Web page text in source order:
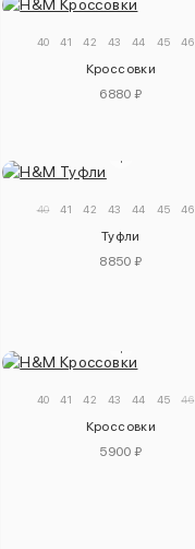
40 41 42 43 44 45 46
Кроссовки
6880 ₽
40 41 42 43 44 45 46
Туфли
8850 ₽
40 41 42 43 44 45 46
Кроссовки
5900 ₽